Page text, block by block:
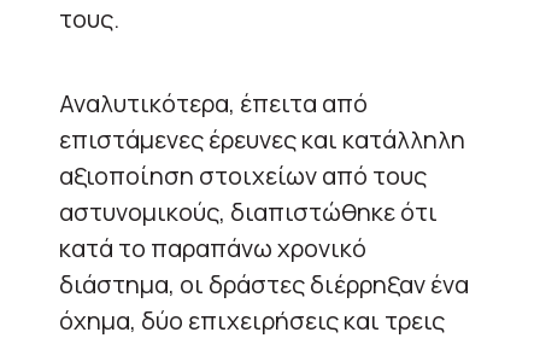
τους.
Αναλυτικότερα, έπειτα από
επιστάμενες έρευνες και κατάλληλη
αξιοποίηση στοιχείων από τους
αστυνομικούς, διαπιστώθηκε ότι
κατά το παραπάνω χρονικό
διάστημα, οι δράστες διέρρηξαν ένα
όχημα, δύο επιχειρήσεις και τρεις